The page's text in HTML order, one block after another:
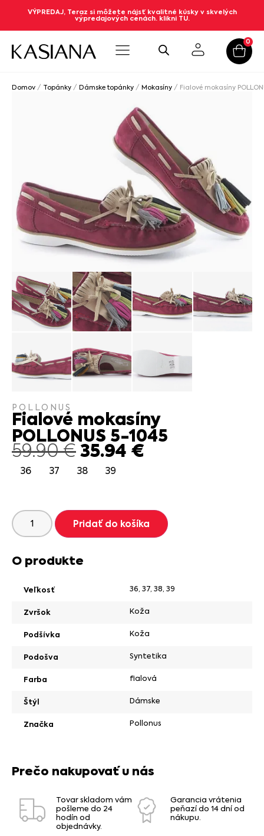
VÝPREDAJ, Teraz si môžete nájsť kvalitné kúsky v skvelých
výpredajových cenách. klikni TU.
0
Domov / Topánky / Dámske topánky / Mokasíny / Fialové mokasíny
POLLONUS
Fialové mokasíny
POLLONUS 5-1045
59.90€35.94 €
36 37 38 39
Pridať do košíka
O produkte
Veľkosť 36, 37, 38, 39
Zvršok Koža
Podšívka Koža
Podošva Syntetika
Farba fialová
Štýl Dámske
Značka Pollonus
Prečo nakupovať u nás
Tovar skladom vám
pošleme do 24
hodín od
objednávky.
Garancia vrátenia
peňazí do 14 dní od
nákupu.